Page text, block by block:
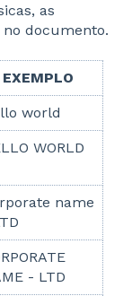
as
documento.
EXEMPLO
world
WORLD
name
- LTD